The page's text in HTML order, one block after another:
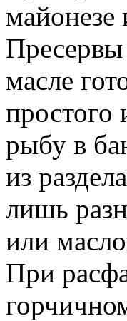
майонезе
Пресервы
масле
простого
рыбу в
из
лишь
или
При